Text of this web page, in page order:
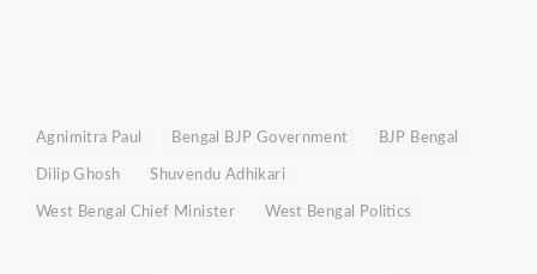
Agnimitra Paul Bengal BJP Government BJP Bengal
Dilip Ghosh Shuvendu Adhikari
West Bengal Chief Minister West Bengal Politics